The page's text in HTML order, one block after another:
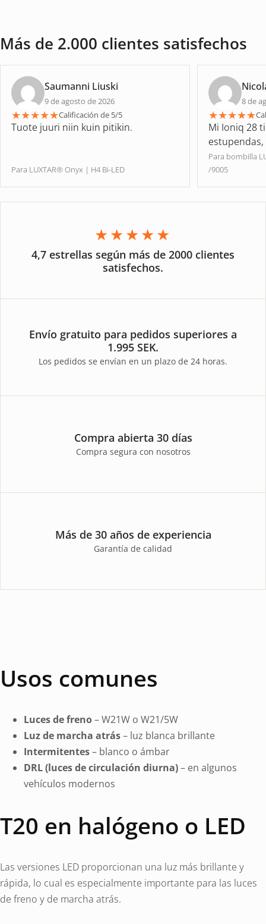
Más de 2.000 clientes satisfechos
Saumanni Liuski
9 de agosto de 2026
★★★★★Calificación de 5/5
Tuote juuri niin kuin pitikin.
Para LUXTAR® Onyx | H4 Bi-LED
8 de
★★★★★
Mi Ioniq 28
estupendas,
Para bombilla
/9005
★★★★★
4,7 estrellas según más de 2000 clientes
satisfechos.
Envío gratuito para pedidos superiores a
1.995 SEK.
Los pedidos se envían en un plazo de 24 horas.
Compra abierta 30 días
Compra segura con nosotros
Más de 30 años de experiencia
Garantía de calidad
Usos comunes
Luces de freno– W21W o W21/5W
Luz de marcha atrás– luz blanca brillante
Intermitentes– blanco o ámbar
DRL (luces de circulación diurna)– en algunos
vehículos modernos
T20 en halógeno o LED
Las versiones LED proporcionan una luz más brillante y
rápida, lo cual es especialmente importante para las luces
de freno y de marcha atrás.